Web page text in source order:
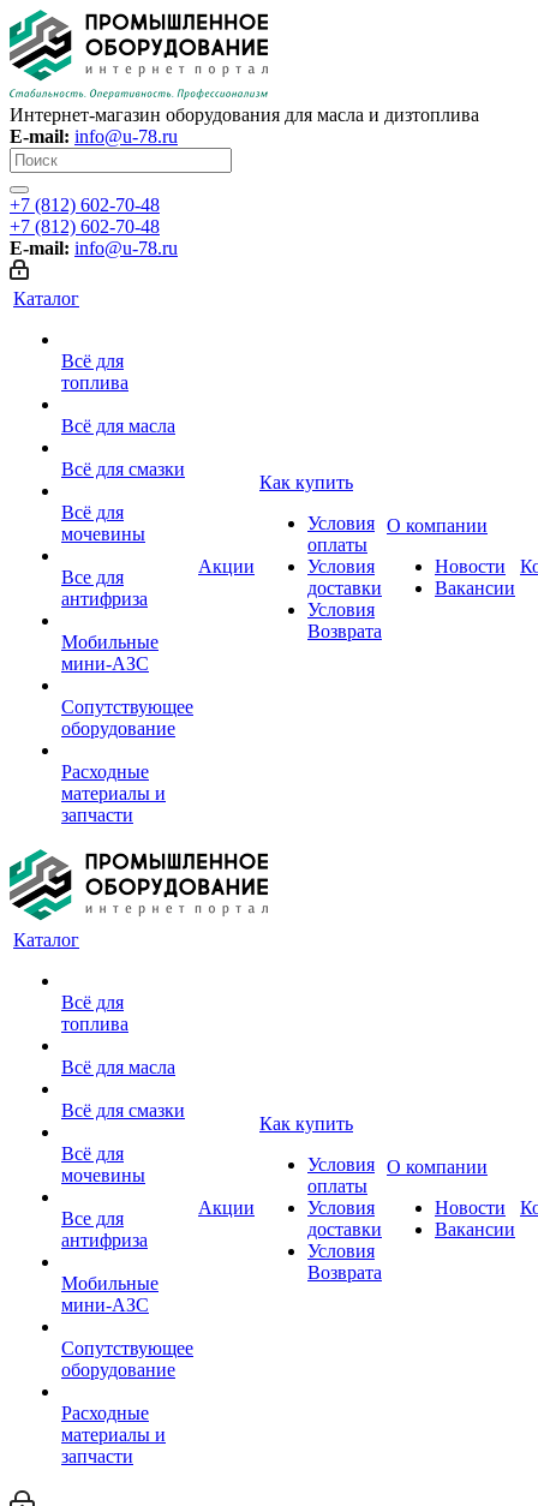
Интернет-магазин оборудования для масла и дизтоплива
E-mail: info@u-78.ru
+7 (812) 602-70-48
+7 (812) 602-70-48
E-mail: info@u-78.ru
Каталог
Всё для
топлива
Всё для масла
Всё для смазки
Всё для
мочевины
Все для
антифриза
Мобильные
мини-АЗС
Сопутствующее
оборудование
Расходные
материалы и
запчасти
Акции
Как купить
Условия
оплаты
Условия
доставки
Условия
Возврата
О компании
Новости
Вакансии
Каталог
Всё для
топлива
Всё для масла
Всё для смазки
Всё для
мочевины
Все для
антифриза
Мобильные
мини-АЗС
Сопутствующее
оборудование
Расходные
материалы и
запчасти
Акции
Как купить
Условия
оплаты
Условия
доставки
Условия
Возврата
О компании
Новости
Вакансии